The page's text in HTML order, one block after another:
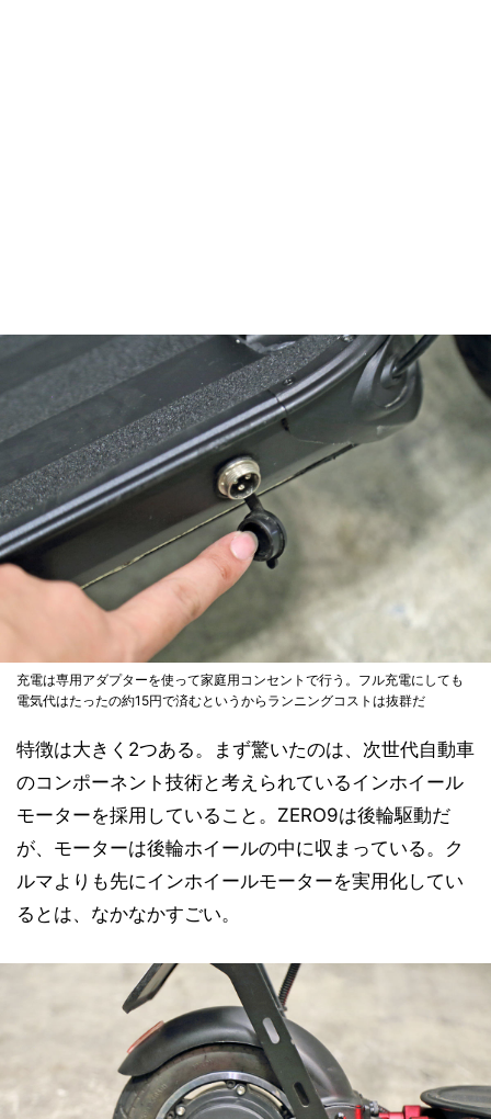
充電は専用アダプターを使って家庭用コンセントで行う。フル充電にしても
電気代はたったの約15円で済むというからランニングコストは抜群だ
特徴は大きく2つある。まず驚いたのは、次世代自動車
のコンポーネント技術と考えられているインホイール
モーターを採用していること。ZERO9は後輪駆動だ
が、モーターは後輪ホイールの中に収まっている。ク
ルマよりも先にインホイールモーターを実用化してい
るとは、なかなかすごい。